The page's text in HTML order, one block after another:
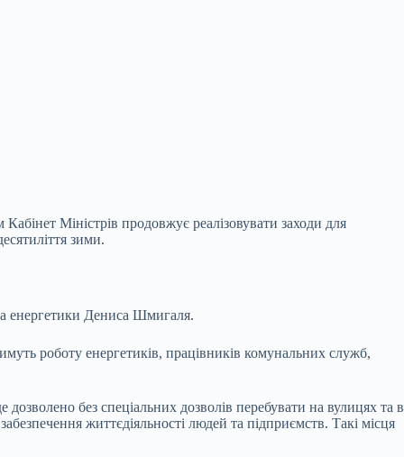
Міністрів продовжує реалізовувати заходи для
зими.
енергетики Дениса Шмигаля.
роботу енергетиків, працівників комунальних служб,
без спеціальних дозволів перебувати на вулицях та в
життєдіяльності людей та підприємств. Такі місця